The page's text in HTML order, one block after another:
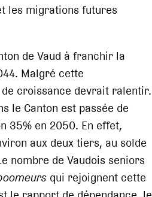
les migrations futures
de Vaud à franchir la
Malgré cette
croissance devrait ralentir.
le Canton est passée de
35% en 2050. En effet,
aux deux tiers, au solde
nombre de Vaudois seniors
qui rejoignent cette